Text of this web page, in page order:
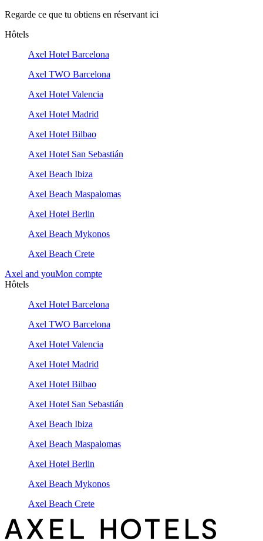
Regarde ce que tu obtiens en réservant ici
Hôtels
Axel Hotel Barcelona
Axel TWO Barcelona
Axel Hotel Valencia
Axel Hotel Madrid
Axel Hotel Bilbao
Axel Hotel San Sebastián
Axel Beach Ibiza
Axel Beach Maspalomas
Axel Hotel Berlin
Axel Beach Mykonos
Axel Beach Crete
Axel and youMon compte
Hôtels
Axel Hotel Barcelona
Axel TWO Barcelona
Axel Hotel Valencia
Axel Hotel Madrid
Axel Hotel Bilbao
Axel Hotel San Sebastián
Axel Beach Ibiza
Axel Beach Maspalomas
Axel Hotel Berlin
Axel Beach Mykonos
Axel Beach Crete